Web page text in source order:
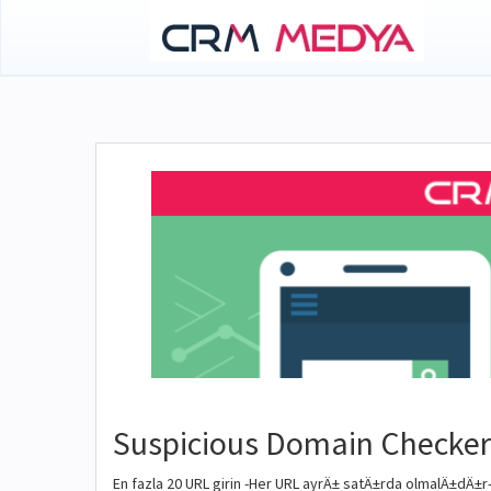
Suspicious Domain Checker
En fazla 20 URL girin -Her URL ayrÄ± satÄ±rda olmalÄ±dÄ±r-